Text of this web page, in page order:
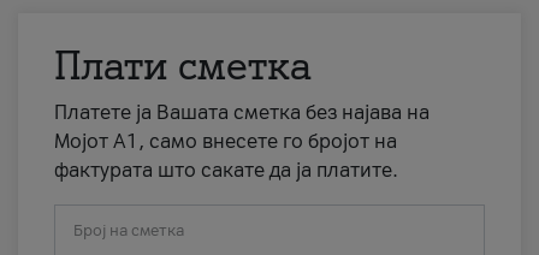
Плати сметка
Платете ја Вашата сметка без најава на
Мојот А1, само внесете го бројот на
фактурата што сакате да ја платите.
Број на сметка